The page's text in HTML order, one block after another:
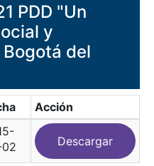
PDD "Un
y
del
Acción
Descargar